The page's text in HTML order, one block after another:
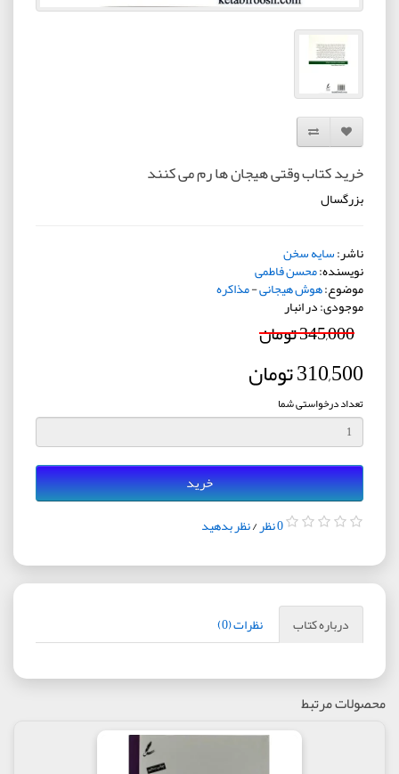
افزودن به لیست دلخواه
مقایسه این محصول
خرید کتاب وقتی هیجان ها رم می کنند
بزرگسال
ناشر:سایه سخن
نویسنده:محسن فاطمی
موضوع:هوش هیجانی-مذاکره
موجودی: در انبار
345,000 تومان
310,500 تومان
تعداد درخواستی شما
خرید
0 نظر /نظر بدهید
درباره کتاب نظرات (0)
محصولات مرتبط